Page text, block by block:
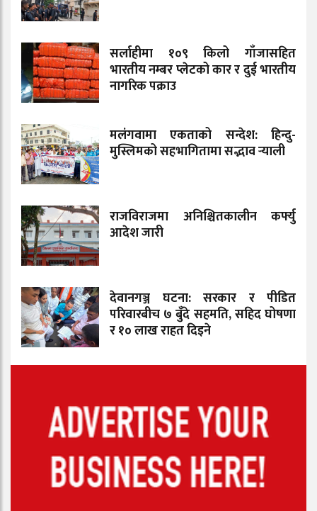
सर्लाहीमा १०९ किलो गाँजासहित
भारतीय नम्बर प्लेटको कार र दुई भारतीय
नागरिक पक्राउ
मलंगवामा एकताको सन्देश: हिन्दु-
मुस्लिमको सहभागितामा सद्भाव र्‍याली
राजविराजमा अनिश्चितकालीन कर्फ्यु
आदेश जारी
देवानगञ्ज घटना: सरकार र पीडित
परिवारबीच ७ बुँदे सहमति, सहिद घोषणा
र १० लाख राहत दिइने